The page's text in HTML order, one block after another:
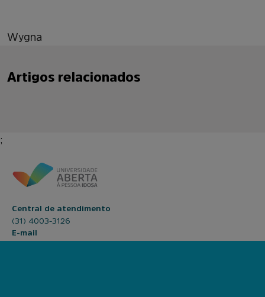
Wygna
Artigos relacionados
;
Central de atendimento
(31) 4003-3126
E-mail